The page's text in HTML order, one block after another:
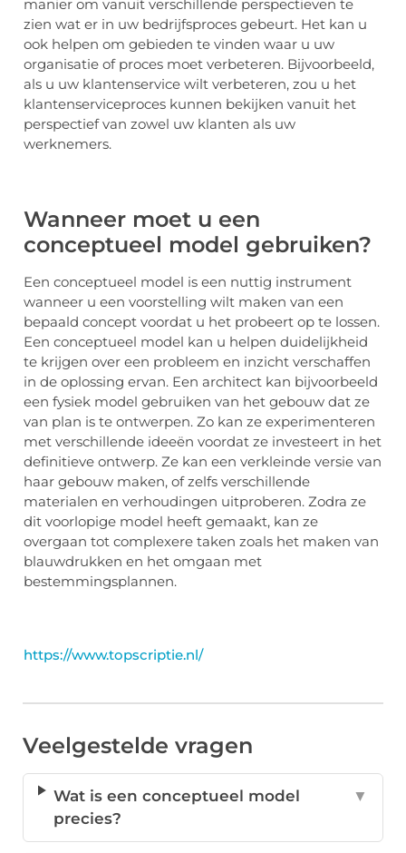
manier om vanuit verschillende perspectieven te
zien wat er in uw bedrijfsproces gebeurt. Het kan u
ook helpen om gebieden te vinden waar u uw
organisatie of proces moet verbeteren. Bijvoorbeeld,
als u uw klantenservice wilt verbeteren, zou u het
klantenserviceproces kunnen bekijken vanuit het
perspectief van zowel uw klanten als uw
werknemers.
Wanneer moet u een
conceptueel model gebruiken?
Een conceptueel model is een nuttig instrument
wanneer u een voorstelling wilt maken van een
bepaald concept voordat u het probeert op te lossen.
Een conceptueel model kan u helpen duidelijkheid
te krijgen over een probleem en inzicht verschaffen
in de oplossing ervan. Een architect kan bijvoorbeeld
een fysiek model gebruiken van het gebouw dat ze
van plan is te ontwerpen. Zo kan ze experimenteren
met verschillende ideeën voordat ze investeert in het
definitieve ontwerp. Ze kan een verkleinde versie van
haar gebouw maken, of zelfs verschillende
materialen en verhoudingen uitproberen. Zodra ze
dit voorlopige model heeft gemaakt, kan ze
overgaan tot complexere taken zoals het maken van
blauwdrukken en het omgaan met
bestemmingsplannen.
https://www.topscriptie.nl/
Veelgestelde vragen
Wat is een conceptueel model
precies?
▼